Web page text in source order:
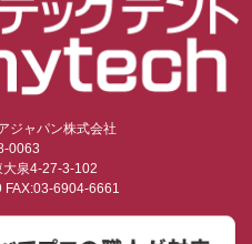
ジャパン株式会社
0063
泉4-27-3-102
6904-6661